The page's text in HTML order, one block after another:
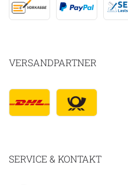
VERSANDPARTNER
SERVICE & KONTAKT